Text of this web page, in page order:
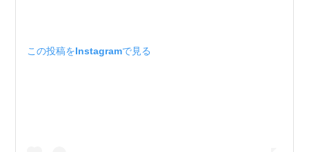
この投稿をInstagramで見る